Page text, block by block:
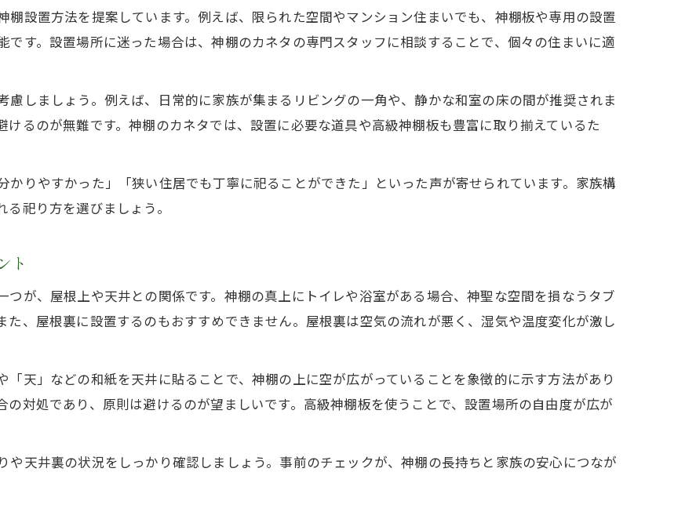
神棚・神棚のカネタが推奨するお供えの基本
仏壇と同室時のマナーを神棚のカネタが解説
神棚・高級神棚板で叶える暮らしに馴染む設置
屋根や動線に配慮した神棚の生活提案
仏壇との関係に悩む方への実践アドバイス
神棚のタブーを避け続けるための習慣化法
設置方法を提案しています。例えば、限られた空間やマンション住まいでも、神棚板や専用の設置
す。設置場所に迷った場合は、神棚のカネタの専門スタッフに相談することで、個々の住まいに適
しましょう。例えば、日常的に家族が集まるリビングの一角や、静かな和室の床の間が推奨されま
るのが無難です。神棚のカネタでは、設置に必要な道具や高級神棚板も豊富に取り揃えているた
りやすかった」「狭い住居でも丁寧に祀ることができた」といった声が寄せられています。家族構
祀り方を選びましょう。
ト
が、屋根上や天井との関係です。神棚の真上にトイレや浴室がある場合、神聖な空間を損なうタブ
た、屋根裏に設置するのもおすすめできません。屋根裏は空気の流れが悪く、湿気や温度変化が激し
天」などの和紙を天井に貼ることで、神棚の上に空が広がっていることを象徴的に示す方法があり
対処であり、原則は避けるのが望ましいです。高級神棚板を使うことで、設置場所の自由度が広が
や天井裏の状況をしっかり確認しましょう。事前のチェックが、神棚の長持ちと家族の安心につなが